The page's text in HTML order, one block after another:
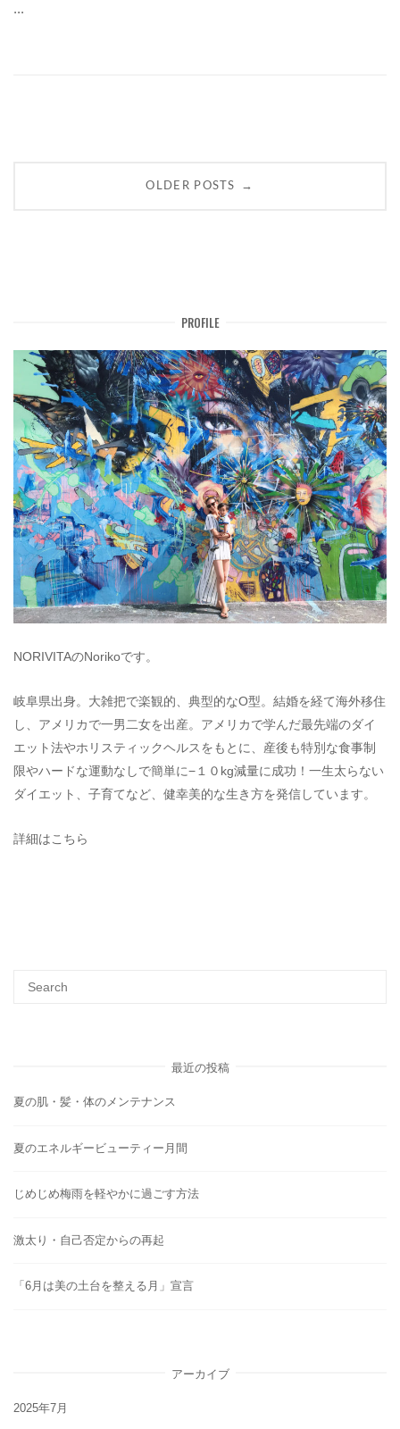
...
OLDER POSTS →
PROFILE
NORIVITAのNorikoです。
岐阜県出身。大雑把で楽観的、典型的なO型。結婚を経て海外移住
し、アメリカで一男二女を出産。アメリカで学んだ最先端のダイ
エット法やホリスティックヘルスをもとに、産後も特別な食事制
限やハードな運動なしで簡単に−１０kg減量に成功！一生太らない
ダイエット、子育てなど、健幸美的な生き方を発信しています。
詳細はこちら
最近の投稿
夏の肌・髪・体のメンテナンス
夏のエネルギービューティー月間
じめじめ梅雨を軽やかに過ごす方法
激太り・自己否定からの再起
「6月は美の土台を整える月」宣言
アーカイブ
2025年7月